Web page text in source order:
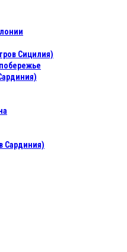
Сицилия)
Сардиния)